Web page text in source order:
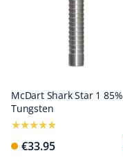
McDart Shark Star 1 85%
Tungsten
€33.95